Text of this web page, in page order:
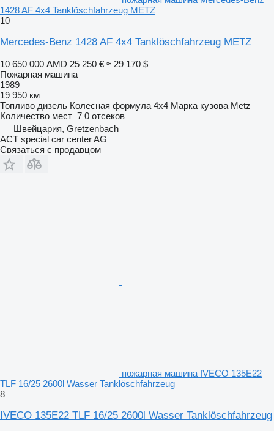
1428 AF 4x4 Tanklöschfahrzeug METZ
10
Mercedes-Benz 1428 AF 4x4 Tanklöschfahrzeug METZ
10 650 000 AMD 25 250 € ≈ 29 170 $
Пожарная машина
1989
19 950 км
Топливо дизель Колесная формула 4x4 Марка кузова Metz
Количество мест 7 0 отсеков
Швейцария, Gretzenbach
ACT special car center AG
Связаться с продавцом
пожарная машина IVECO 135E22
TLF 16/25 2600l Wasser Tanklöschfahrzeug
8
IVECO 135E22 TLF 16/25 2600l Wasser Tanklöschfahrzeug